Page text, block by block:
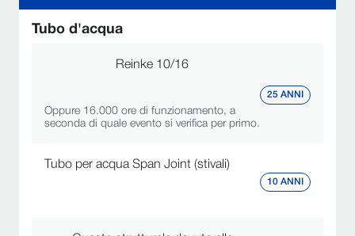
Tubo d'acqua
Reinke 10/16
Oppure 16.000 ore di funzionamento, a
seconda di quale evento si verifica per primo.
25 ANNI
Tubo per acqua Span Joint (stivali)
10 ANNI